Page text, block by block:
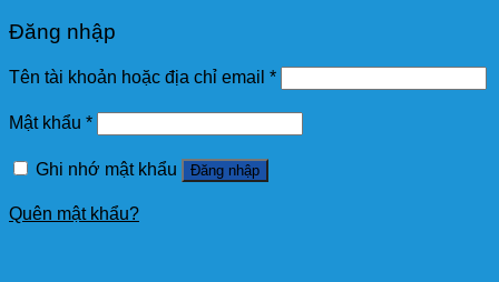
Đăng nhập
Tên tài khoản hoặc địa chỉ email *
Mật khẩu *
Ghi nhớ mật khẩu Đăng nhập
Quên mật khẩu?